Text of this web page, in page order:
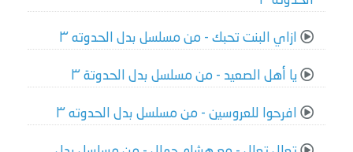
ازاي البنت تحبك - من مسلسل بدل الحدوته ٣
يا أهل الصعيد - من مسلسل بدل الحدوتة ٣
افرحوا للعروسين - من مسلسل بدل الحدوته ٣